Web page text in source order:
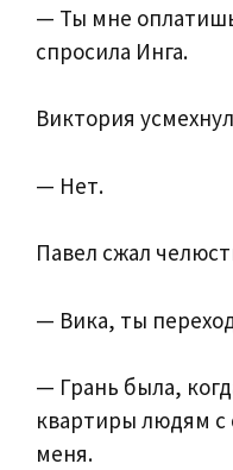
— Ты мне
спросила Инга.
Виктория
— Нет.
Павел сжал
— Вика, ты
— Грань была,
квартиры людям с
меня.